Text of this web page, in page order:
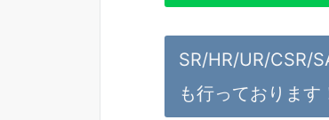
SR/HR/UR/CSR/
も行っております